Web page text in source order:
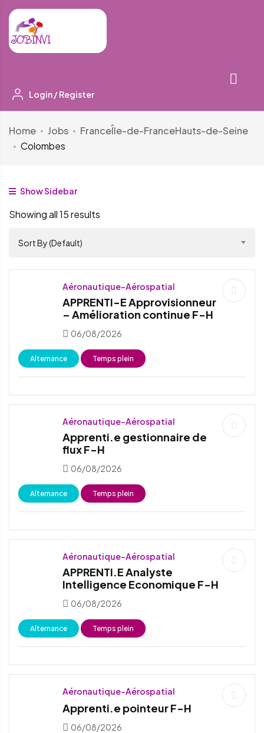
Login /Register
Home Jobs FranceÎle-de-FranceHauts-de-Seine
Colombes
Show Sidebar
Showing all 15 results
Sort By (Default)
Aéronautique-Aérospatial
APPRENTI-E Approvisionneur
– Amélioration continue F-H
06/08/2026
Alternance Temps plein
Aéronautique-Aérospatial
Apprenti.e gestionnaire de
flux F-H
06/08/2026
Alternance Temps plein
Aéronautique-Aérospatial
APPRENTI.E Analyste
Intelligence Economique F-H
06/08/2026
Alternance Temps plein
Aéronautique-Aérospatial
Apprenti.e pointeur F-H
06/08/2026